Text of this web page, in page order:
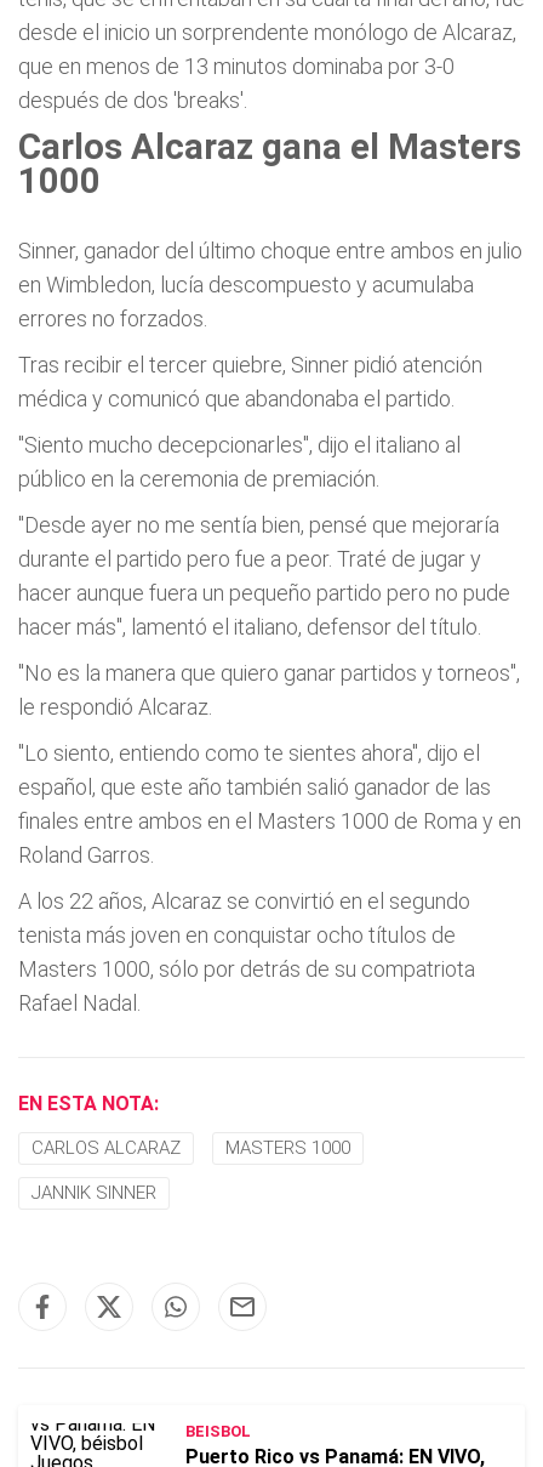
desde el inicio un sorprendente monólogo de Alcaraz,
que en menos de 13 minutos dominaba por 3-0
después de dos 'breaks'.
Carlos Alcaraz gana el Masters
1000
Sinner, ganador del último choque entre ambos en julio
en Wimbledon, lucía descompuesto y acumulaba
errores no forzados.
Tras recibir el tercer quiebre, Sinner pidió atención
médica y comunicó que abandonaba el partido.
"Siento mucho decepcionarles", dijo el italiano al
público en la ceremonia de premiación.
"Desde ayer no me sentía bien, pensé que mejoraría
durante el partido pero fue a peor. Traté de jugar y
hacer aunque fuera un pequeño partido pero no pude
hacer más", lamentó el italiano, defensor del título.
"No es la manera que quiero ganar partidos y torneos",
le respondió Alcaraz.
"Lo siento, entiendo como te sientes ahora", dijo el
español, que este año también salió ganador de las
finales entre ambos en el Masters 1000 de Roma y en
Roland Garros.
A los 22 años, Alcaraz se convirtió en el segundo
tenista más joven en conquistar ocho títulos de
Masters 1000, sólo por detrás de su compatriota
Rafael Nadal.
EN ESTA NOTA:
CARLOS ALCARAZ MASTERS 1000
JANNIK SINNER
BEISBOL
Puerto Rico vs Panamá: EN VIVO,